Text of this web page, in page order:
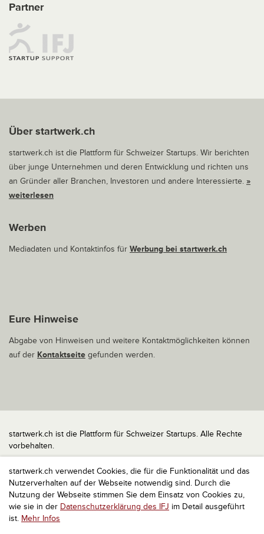
startwerk.ch verwendet Cookies, die für die Funktionalität und das
Nutzerverhalten auf der Webseite notwendig sind. Durch die
Nutzung der Webseite stimmen Sie dem Einsatz von Cookies zu,
wie sie in der Datenschutzerklärung des IFJ im Detail ausgeführt
ist. Mehr Infos
Partner
Über startwerk.ch
startwerk.ch ist die Plattform für Schweizer Startups. Wir berichten
über junge Unternehmen und deren Entwicklung und richten uns
an Gründer aller Branchen, Investoren und andere Interessierte. »
weiterlesen
Werben
Mediadaten und Kontaktinfos für Werbung bei startwerk.ch
Eure Hinweise
Abgabe von Hinweisen und weitere Kontaktmöglichkeiten können
auf der Kontaktseite gefunden werden.
startwerk.ch ist die Plattform für Schweizer Startups. Alle Rechte
vorbehalten.
Impressum
Kontakt
nach oben